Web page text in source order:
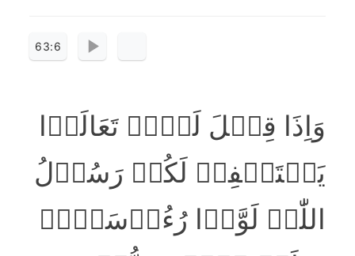
63:6
وَاِذَا قِیۡلَ لَہُمۡ تَعَالَوۡا
یَسۡتَغۡفِرۡ لَکُمۡ رَسُوۡلُ
اللّٰہِ لَوَّوۡا رُءُوۡسَہُمۡ